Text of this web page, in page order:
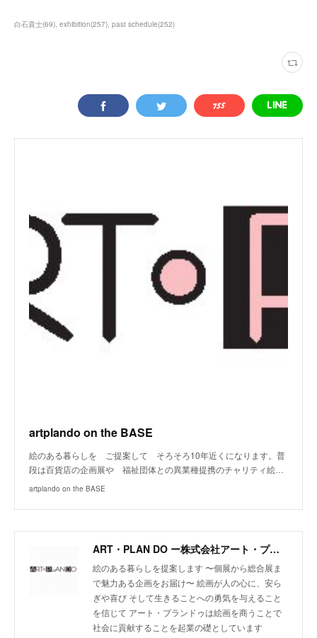
白石貴士(69) exhibition(257) past schedule(252)
artplando on the BASE
絵のある暮らしを ご提案して そろそろ10年近くになります。普
段は百貨店の企画展や 福祉団体との異業種提携のチャリティ絵…
artplando on the BASE
ART・PLAN DO ー株式会社アート・プランドゥー
絵のある暮らしを提案します 〜個展から総合展ま
で魅力ある企画をお届け〜 絵画が人の心に、安ら
ぎや喜び そして生きることへの勇気を与えること
を信じて アート・プランドゥは絵画を商うことで
社会に貢献することを起業の礎としています